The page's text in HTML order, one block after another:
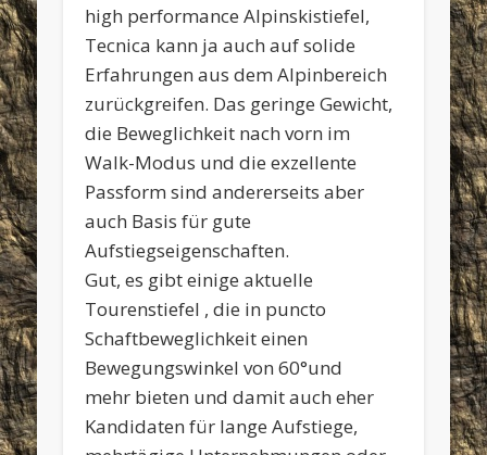
high performance Alpinskistiefel,
Tecnica kann ja auch auf solide
Erfahrungen aus dem Alpinbereich
zurückgreifen. Das geringe Gewicht,
die Beweglichkeit nach vorn im
Walk-Modus und die exzellente
Passform sind andererseits aber
auch Basis für gute
Aufstiegseigenschaften.
Gut, es gibt einige aktuelle
Tourenstiefel , die in puncto
Schaftbeweglichkeit einen
Bewegungswinkel von 60°und
mehr bieten und damit auch eher
Kandidaten für lange Aufstiege,